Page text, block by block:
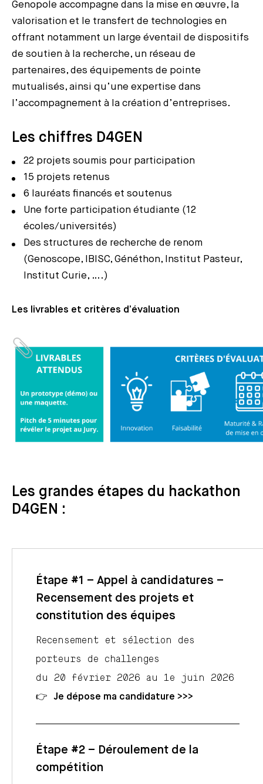
Genopole accompagne dans la mise en œuvre, la
valorisation et le transfert de technologies en
offrant notamment un large éventail de dispositifs
de soutien à la recherche, un réseau de
partenaires, des équipements de pointe
mutualisés, ainsi qu’une expertise dans
l’accompagnement à la création d’entreprises.
Les chiffres D4GEN
22 projets soumis pour participation
15 projets retenus
6 lauréats financés et soutenus
Une forte participation étudiante (12
écoles/universités)
Des structures de recherche de renom
(Genoscope, IBISC, Généthon, Institut Pasteur,
Institut Curie, ….)
Les livrables et critères d’évaluation
Les grandes étapes du hackathon
D4GEN :
Étape #1 – Appel à candidatures –
Recensement des projets et
constitution des équipes
Recensement et sélection des
porteurs de challenges
du 20 février 2026 au 1e juin 2026
👉 Je dépose ma candidature >>>
Étape #2 – Déroulement de la
compétition